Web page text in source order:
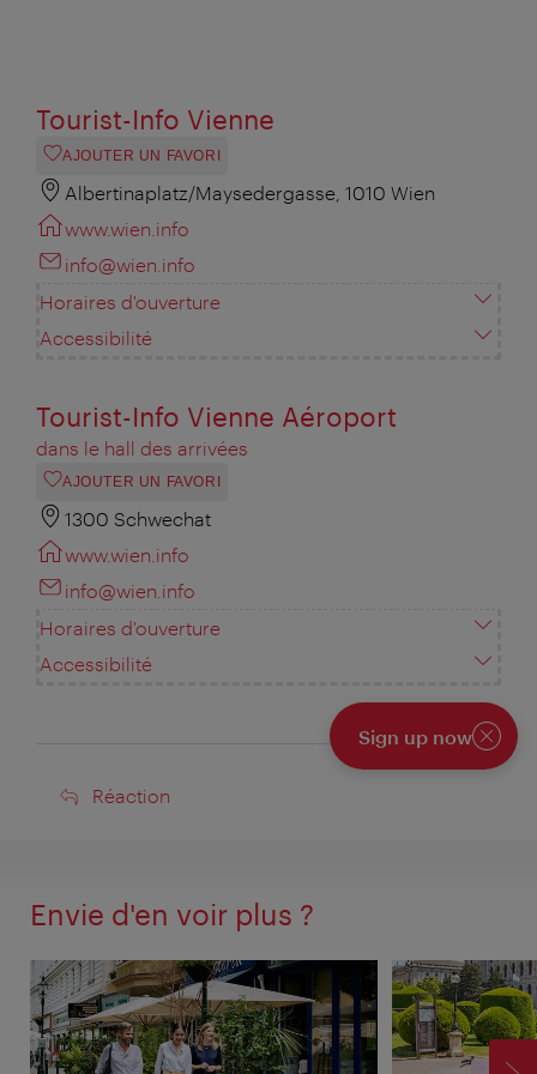
Tourist-Info Vienne
AJOUTER UN FAVORI
Albertinaplatz/Maysedergasse, 1010 Wien
www.wien.info
info@wien.info
Horaires d'ouverture
Accessibilité
Tourist-Info Vienne Aéroport
dans le hall des arrivées
AJOUTER UN FAVORI
1300 Schwechat
www.wien.info
info@wien.info
Horaires d'ouverture
Accessibilité
Réaction
Réaction
Sign up now
Fermer
Envie d'en voir plus ?